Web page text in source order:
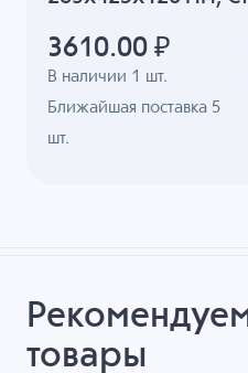
В наличии 1 шт.
Ближайшая поставка 5
шт.
3610.00 ₽
товары